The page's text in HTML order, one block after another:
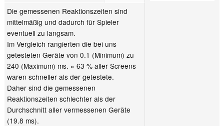
Die gemessenen Reaktionszeiten sind
mittelmäßig und dadurch für Spieler
eventuell zu langsam.
Im Vergleich rangierten die bei uns
getesteten Geräte von 0.1 (Minimum) zu
240 (Maximum) ms. » 63 % aller Screens
waren schneller als der getestete.
Daher sind die gemessenen
Reaktionszeiten schlechter als der
Durchschnitt aller vermessenen Geräte
(19.8 ms).